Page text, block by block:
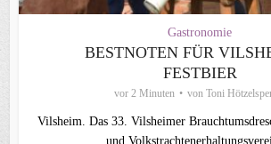
Gastronomie
BESTNOTEN FÜR
FESTBIER
vor 2 Minuten von Toni
Vilsheim. Das 33. Vilsheimer
und